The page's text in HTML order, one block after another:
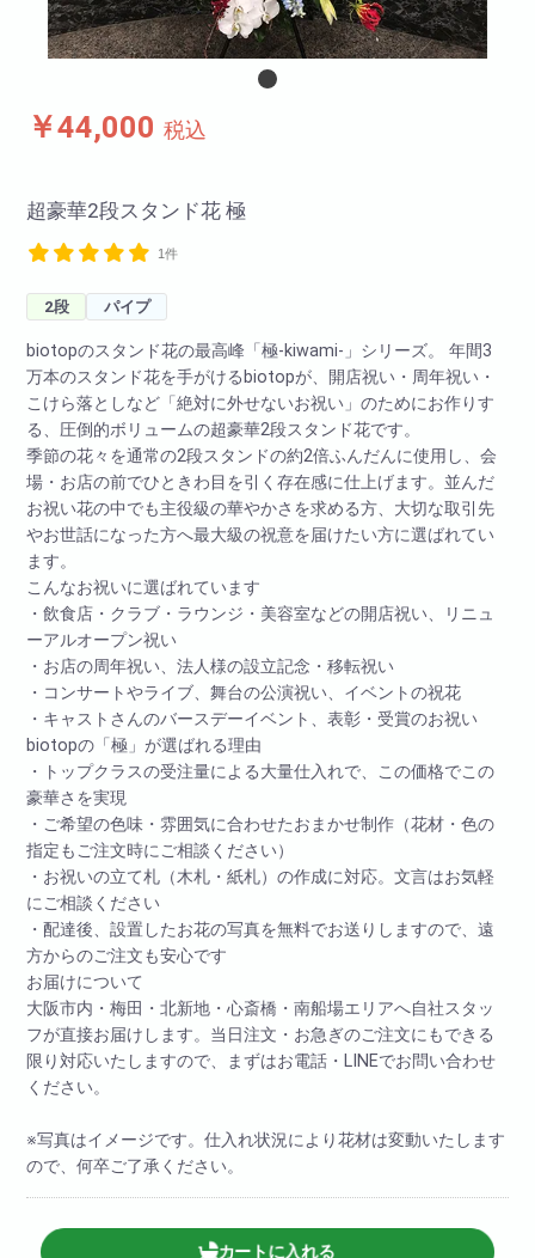
￥44,000 税込
超豪華2段スタンド花 極
1件
2段 パイプ
biotopのスタンド花の最高峰「極-kiwami-」シリーズ。 年間3
万本のスタンド花を手がけるbiotopが、開店祝い・周年祝い・
こけら落としなど「絶対に外せないお祝い」のためにお作りす
る、圧倒的ボリュームの超豪華2段スタンド花です。
季節の花々を通常の2段スタンドの約2倍ふんだんに使用し、会
場・お店の前でひときわ目を引く存在感に仕上げます。並んだ
お祝い花の中でも主役級の華やかさを求める方、大切な取引先
やお世話になった方へ最大級の祝意を届けたい方に選ばれてい
ます。
こんなお祝いに選ばれています
・飲食店・クラブ・ラウンジ・美容室などの開店祝い、リニュ
ーアルオープン祝い
・お店の周年祝い、法人様の設立記念・移転祝い
・コンサートやライブ、舞台の公演祝い、イベントの祝花
・キャストさんのバースデーイベント、表彰・受賞のお祝い
biotopの「極」が選ばれる理由
・トップクラスの受注量による大量仕入れで、この価格でこの
豪華さを実現
・ご希望の色味・雰囲気に合わせたおまかせ制作（花材・色の
指定もご注文時にご相談ください）
・お祝いの立て札（木札・紙札）の作成に対応。文言はお気軽
にご相談ください
・配達後、設置したお花の写真を無料でお送りしますので、遠
方からのご注文も安心です
お届けについて
大阪市内・梅田・北新地・心斎橋・南船場エリアへ自社スタッ
フが直接お届けします。当日注文・お急ぎのご注文にもできる
限り対応いたしますので、まずはお電話・LINEでお問い合わせ
ください。
※写真はイメージです。仕入れ状況により花材は変動いたします
ので、何卒ご了承ください。
カートに入れる